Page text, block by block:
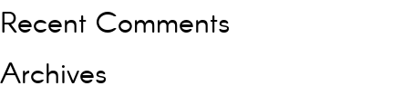
Recent Comments
Archives